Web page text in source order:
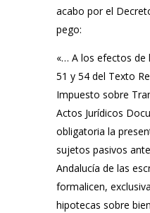
acabo por el
pego:
«… A los efectos de
51 y 54 del Texto
Impuesto sobre
Actos Jurídicos
obligatoria la
sujetos pasivos
Andalucía de las
formalicen,
hipotecas sobre